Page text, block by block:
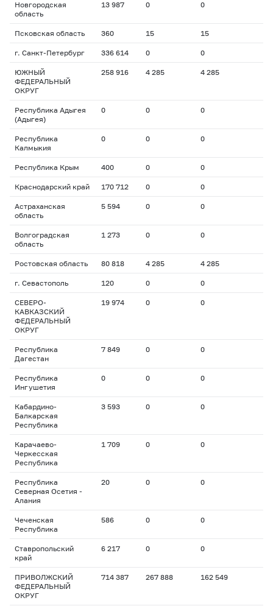
Новгородская
область
13 987 0 0
Псковская область 360 15 15
г. Санкт-Петербург 336 614 0 0
ЮЖНЫЙ
ФЕДЕРАЛЬНЫЙ
ОКРУГ
258 916 4 285 4 285
Республика Адыгея
(Адыгея)
0 0 0
Республика
Калмыкия
0 0 0
Республика Крым 400 0 0
Краснодарский край 170 712 0 0
Астраханская
область
5 594 0 0
Волгоградская
область
1 273 0 0
Ростовская область 80 818 4 285 4 285
г. Севастополь 120 0 0
СЕВЕРО-
КАВКАЗСКИЙ
ФЕДЕРАЛЬНЫЙ
ОКРУГ
19 974 0 0
Республика
Дагестан
7 849 0 0
Республика
Ингушетия
0 0 0
Кабардино-
Балкарская
Республика
3 593 0 0
Карачаево-
Черкесская
Республика
1 709 0 0
Республика
Северная Осетия -
Алания
20 0 0
Чеченская
Республика
586 0 0
Ставропольский
край
6 217 0 0
ПРИВОЛЖСКИЙ
ФЕДЕРАЛЬНЫЙ
ОКРУГ
714 387 267 888 162 549